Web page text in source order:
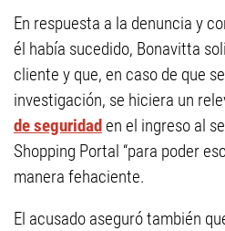
En respuesta a la denuncia y
él había sucedido, Bonavitta
cliente y que, en caso de que
investigación, se hiciera un
de seguridaden el ingreso al
Shopping Portal “para poder
manera fehaciente.
El acusado aseguró también